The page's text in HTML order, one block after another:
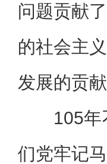
问题贡献
的社会主
发展的贡
105
们党牢记